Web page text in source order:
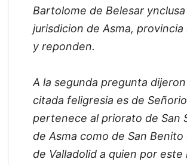
Bartolome de Belesar ynclusa
jurisdicion de Asma, provincia
y reponden.
A la segunda pregunta
citada feligresia es de
pertenece al priorato de San
de Asma como de San Benito
de Valladolid a quien por